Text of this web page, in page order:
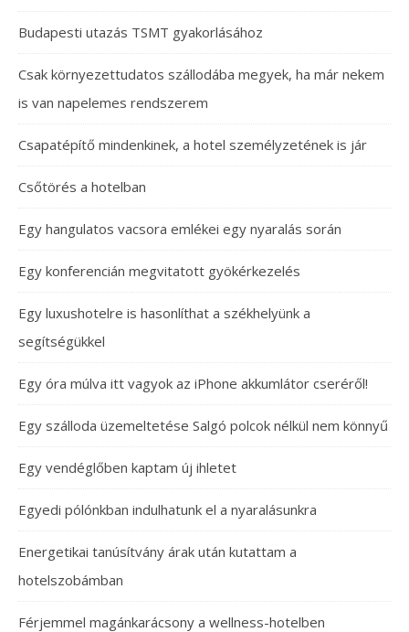
Budapesti utazás TSMT gyakorlásához
Csak környezettudatos szállodába megyek, ha már nekem
is van napelemes rendszerem
Csapatépítő mindenkinek, a hotel személyzetének is jár
Csőtörés a hotelban
Egy hangulatos vacsora emlékei egy nyaralás során
Egy konferencián megvitatott gyökérkezelés
Egy luxushotelre is hasonlíthat a székhelyünk a
segítségükkel
Egy óra múlva itt vagyok az iPhone akkumlátor cseréről!
Egy szálloda üzemeltetése Salgó polcok nélkül nem könnyű
Egy vendéglőben kaptam új ihletet
Egyedi pólónkban indulhatunk el a nyaralásunkra
Energetikai tanúsítvány árak után kutattam a
hotelszobámban
Férjemmel magánkarácsony a wellness-hotelben